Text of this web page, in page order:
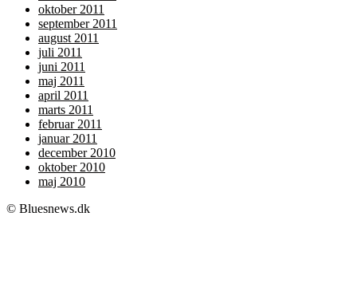
oktober 2011
september 2011
august 2011
juli 2011
juni 2011
maj 2011
april 2011
marts 2011
februar 2011
januar 2011
december 2010
oktober 2010
maj 2010
© Bluesnews.dk